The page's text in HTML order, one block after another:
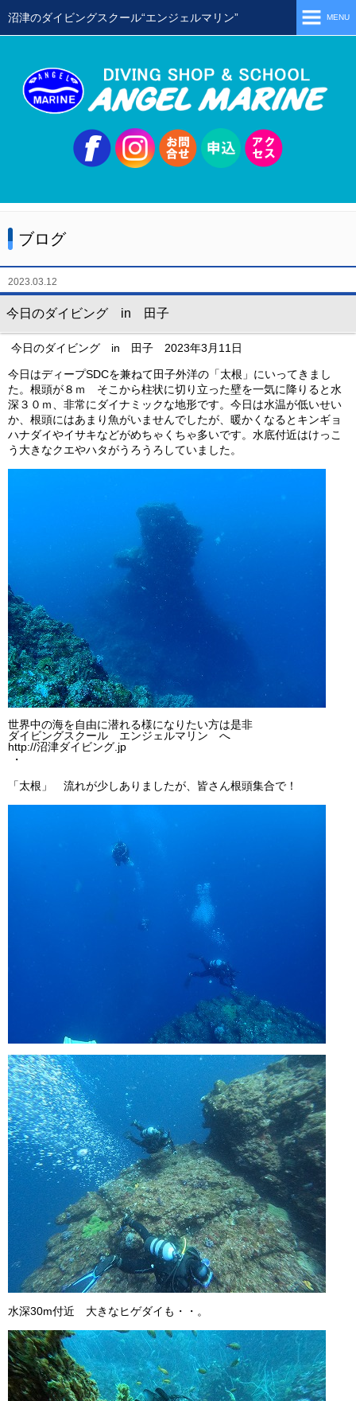
沼津のダイビングスクール“エンジェルマリン” MENU
当店の特徴
スクールメニュー
ステップアップコース
会員限定ツアー
ミニツアー
ビッグツアー
イベント
お客様の声
Q & A
ブログ
2023.03.12
今日のダイビング in 田子
今日のダイビング in 田子 2023年3月11日
今日はディープSDCを兼ねて田子外洋の「太根」にいってきまし
た。根頭が８ｍ そこから柱状に切り立った壁を一気に降りると水
深３０ｍ、非常にダイナミックな地形です。今日は水温が低いせい
か、根頭にはあまり魚がいませんでしたが、暖かくなるとキンギョ
ハナダイやイサキなどがめちゃくちゃ多いです。水底付近はけっこ
う大きなクエやハタがうろうろしていました。
世界中の海を自由に潜れる様になりたい方は是非
ダイビングスクール エンジェルマリン へ
http://沼津ダイビング.jp
・
「太根」 流れが少しありましたが、皆さん根頭集合で！
水深30m付近 大きなヒゲダイも・・。